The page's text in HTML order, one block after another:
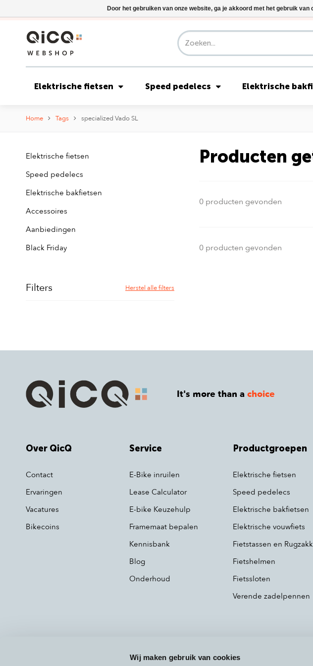
Wij maken gebruik van cookies
Riese & Müller Nevo5
Elektrische fietsen Speed pedelecs Elektrische
Home Tags specialized Vado SL
Elektrische fietsen
Speed pedelecs
Elektrische bakfietsen
Accessoires
Aanbiedingen
Black Friday
Filters Herstel alle filters
Producten
0 producten gevonden
0 producten gevonden
It's more than achoice
Over QicQ
Contact
Ervaringen
Vacatures
Bikecoins
Service
E-Bike inruilen
Lease Calculator
E-bike Keuzehulp
Framemaat bepalen
Kennisbank
Blog
Onderhoud
Productgroepen
Elektrische fietsen
Speed pedelecs
Elektrische bakfietsen
Elektrische vouwfiets
Fietstassen en
Fietshelmen
Fietssloten
Verende zadelpennen
Door het gebruiken van onze website, ga je akkoord met het gebruik